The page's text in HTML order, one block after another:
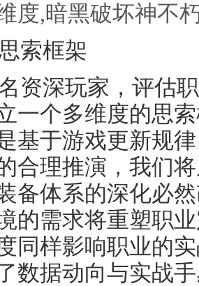
度,暗黑破坏神不
索框架
资深玩家，评估
一个多维度的思
基于游戏更新规
合理推演，我们
备体系的深化必
的需求将重塑职
同样影响职业的
数据动向与实战